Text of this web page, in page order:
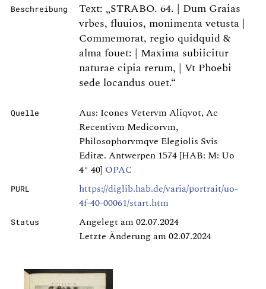
Beschreibung
Text: „STRABO. 64. | Dum Graias
vrbes, fluuios, monimenta vetusta |
Commemorat, regio quidquid &
alma fouet: | Maxima subiicitur
naturae cipia rerum, | Vt Phoebi
sede locandus ouet.“
Quelle
Aus: Icones Vetervm Aliqvot, Ac
Recentivm Medicorvm,
Philosophorvmqve Elegiolis Svis
Editæ. Antwerpen 1574 [HAB: M: Uo
4° 40] OPAC
PURL
https://diglib.hab.de/varia/portrait/uo-
4f-40-00061/start.htm
Status
Angelegt am 02.07.2024
Letzte Änderung am 02.07.2024